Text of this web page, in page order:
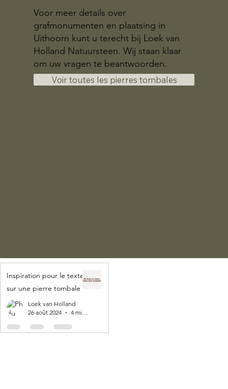
Voor meer details over
grafmonumenten en plaatsing in
Uithoorn kunt u terecht bij Loek van
Holland Natuursteen. Wij staan klaar
om uw vragen te beantwoorden.
Voir toutes les pierres tombales
Inspiration pour le texte
sur une pierre tombale
Loek van Holland
26 août 2024
4 min de lecture